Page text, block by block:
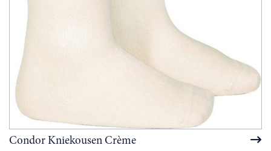
Condor Kniekousen Crème